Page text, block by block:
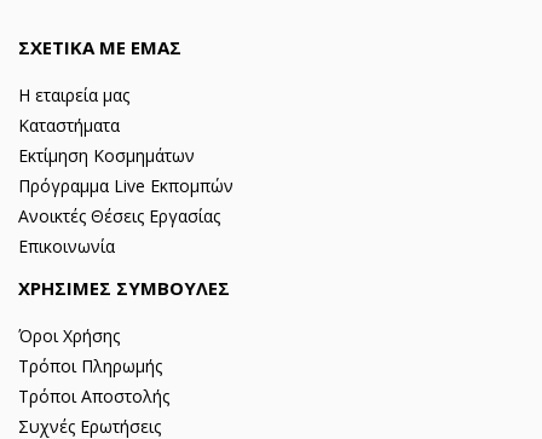
ΣΧΕΤΙΚΑ ΜΕ ΕΜΑΣ
Η εταιρεία μας
Καταστήματα
Εκτίμηση Κοσμημάτων
Πρόγραμμα Live Εκπομπών
Ανοικτές Θέσεις Εργασίας
Επικοινωνία
ΧΡΗΣΙΜΕΣ ΣΥΜΒΟΥΛΕΣ
Όροι Χρήσης
Τρόποι Πληρωμής
Τρόποι Αποστολής
Συχνές Ερωτήσεις